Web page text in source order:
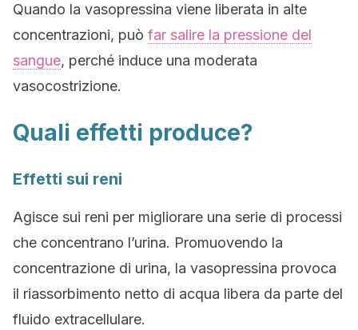
Quando la vasopressina viene liberata in alte
concentrazioni, può far salire la pressione del
sangue, perché induce una moderata
vasocostrizione.
Quali effetti produce?
Effetti sui reni
Agisce sui reni per migliorare una serie di processi
che concentrano l’urina. Promuovendo la
concentrazione di urina, la vasopressina provoca
il riassorbimento netto di acqua libera da parte del
fluido extracellulare.